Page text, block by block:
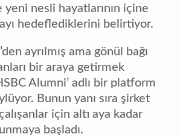
nesli hayatlarının içine
hedeflediklerini belirtiyor.
ayrılmış ama gönül bağı
bir araya getirmek
Alumni’ adlı bir platform
Bunun yanı sıra şirket
için altı aya kadar
başladı.